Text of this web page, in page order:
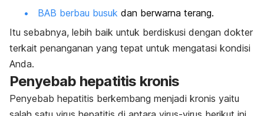
BAB berbau busuk dan berwarna terang.
Itu sebabnya, lebih baik untuk berdiskusi dengan dokter
terkait penanganan yang tepat untuk mengatasi kondisi
Anda.
Penyebab hepatitis kronis
Penyebab hepatitis berkembang menjadi kronis yaitu